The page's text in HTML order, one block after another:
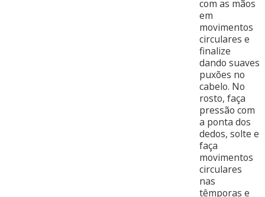
com as mãos
em
movimentos
circulares e
finalize
dando suaves
puxões no
cabelo. No
rosto, faça
pressão com
a ponta dos
dedos, solte e
faça
movimentos
circulares
nas
têmporas e